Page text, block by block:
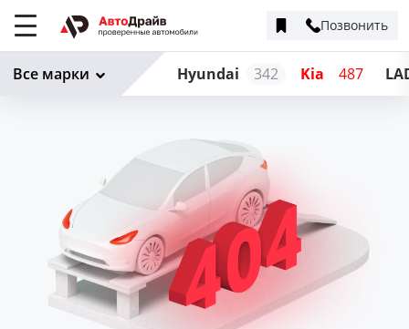
Позвонить
Hyundai 342 Kia 487
Все марки